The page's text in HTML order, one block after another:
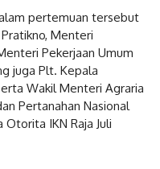
pertemuan tersebut
Menteri
Pekerjaan Umum
juga Plt. Kepala
Wakil Menteri Agraria
Pertanahan Nasional
IKN Raja Juli